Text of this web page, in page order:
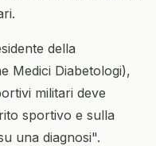
della
Medici Diabetologi),
militari deve
sportivo e sulla
una diagnosi".